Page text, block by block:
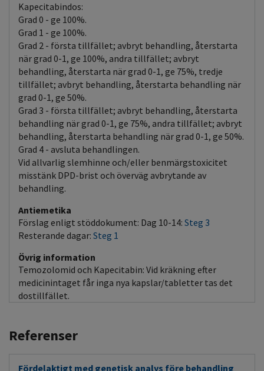
Kapecitabindos:
Grad 0 - ge 100%.
Grad 1 - ge 100%.
Grad 2 - första tillfället; avbryt behandling, återstarta
när grad 0-1, ge 100%, andra tillfället; avbryt
behandling, återstarta när grad 0-1, ge 75%, tredje
tillfället; avbryt behandling, återstarta behandling när
grad 0-1, ge 50%.
Grad 3 - första tillfället; avbryt behandling, återstarta
behandling när grad 0-1, ge 75%, andra tillfället; avbryt
behandling, återstarta behandling när grad 0-1, ge 50%.
Grad 4 - avsluta behandlingen.
Vid allvarlig slemhinne och/eller benmärgstoxicitet
misstänk DPD-brist och överväg avbrytande av
behandling.
Antiemetika
Förslag enligt stöddokument: Dag 10-14: Steg 3
Resterande dagar: Steg 1
Övrig information
Temozolomid och Kapecitabin: Vid kräkning efter
medicinintaget får inga nya kapslar/tabletter tas det
dostillfället.
Referenser
Fördelaktigt med genetisk analys före behandling